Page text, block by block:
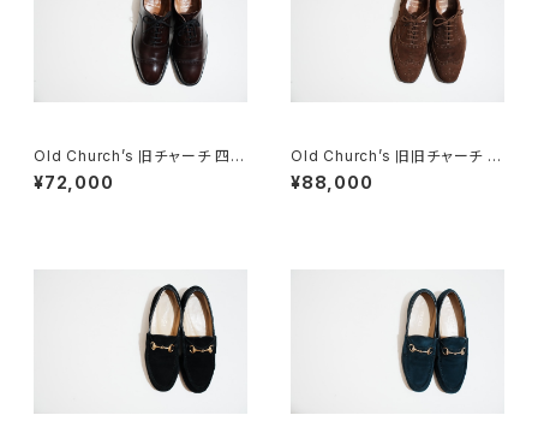
Old Church’s 旧チャーチ 四都
市 BELMONTパンチドキャップ
トウ 85G
¥72,000
Old Church’s 旧旧チャーチ 二
都市 Buck 85D
¥88,000